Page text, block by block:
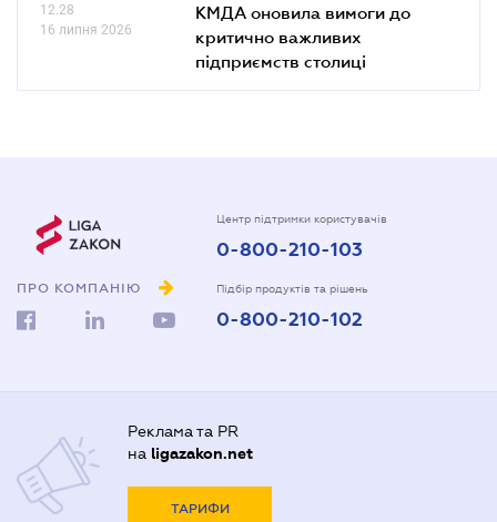
12.28
16 липня 2026
КМДА оновила вимоги до
критично важливих
підприємств столиці
ПРО КОМПАНІЮ
Центр підтримки користувачів
0-800-210-103
Підбір продуктів та рішень
0-800-210-102
Реклама та PR
на ligazakon.net
ТАРИФИ